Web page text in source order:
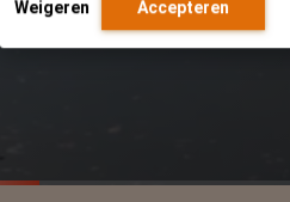
Weigeren Accepteren